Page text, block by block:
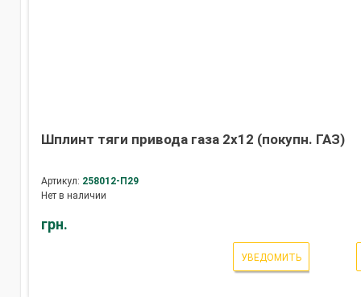
Шплинт тяги привода газа 2х12 (покупн. ГАЗ)
Артикул: 258012-П29
Нет в наличии
грн.
УВЕДОМИТЬ